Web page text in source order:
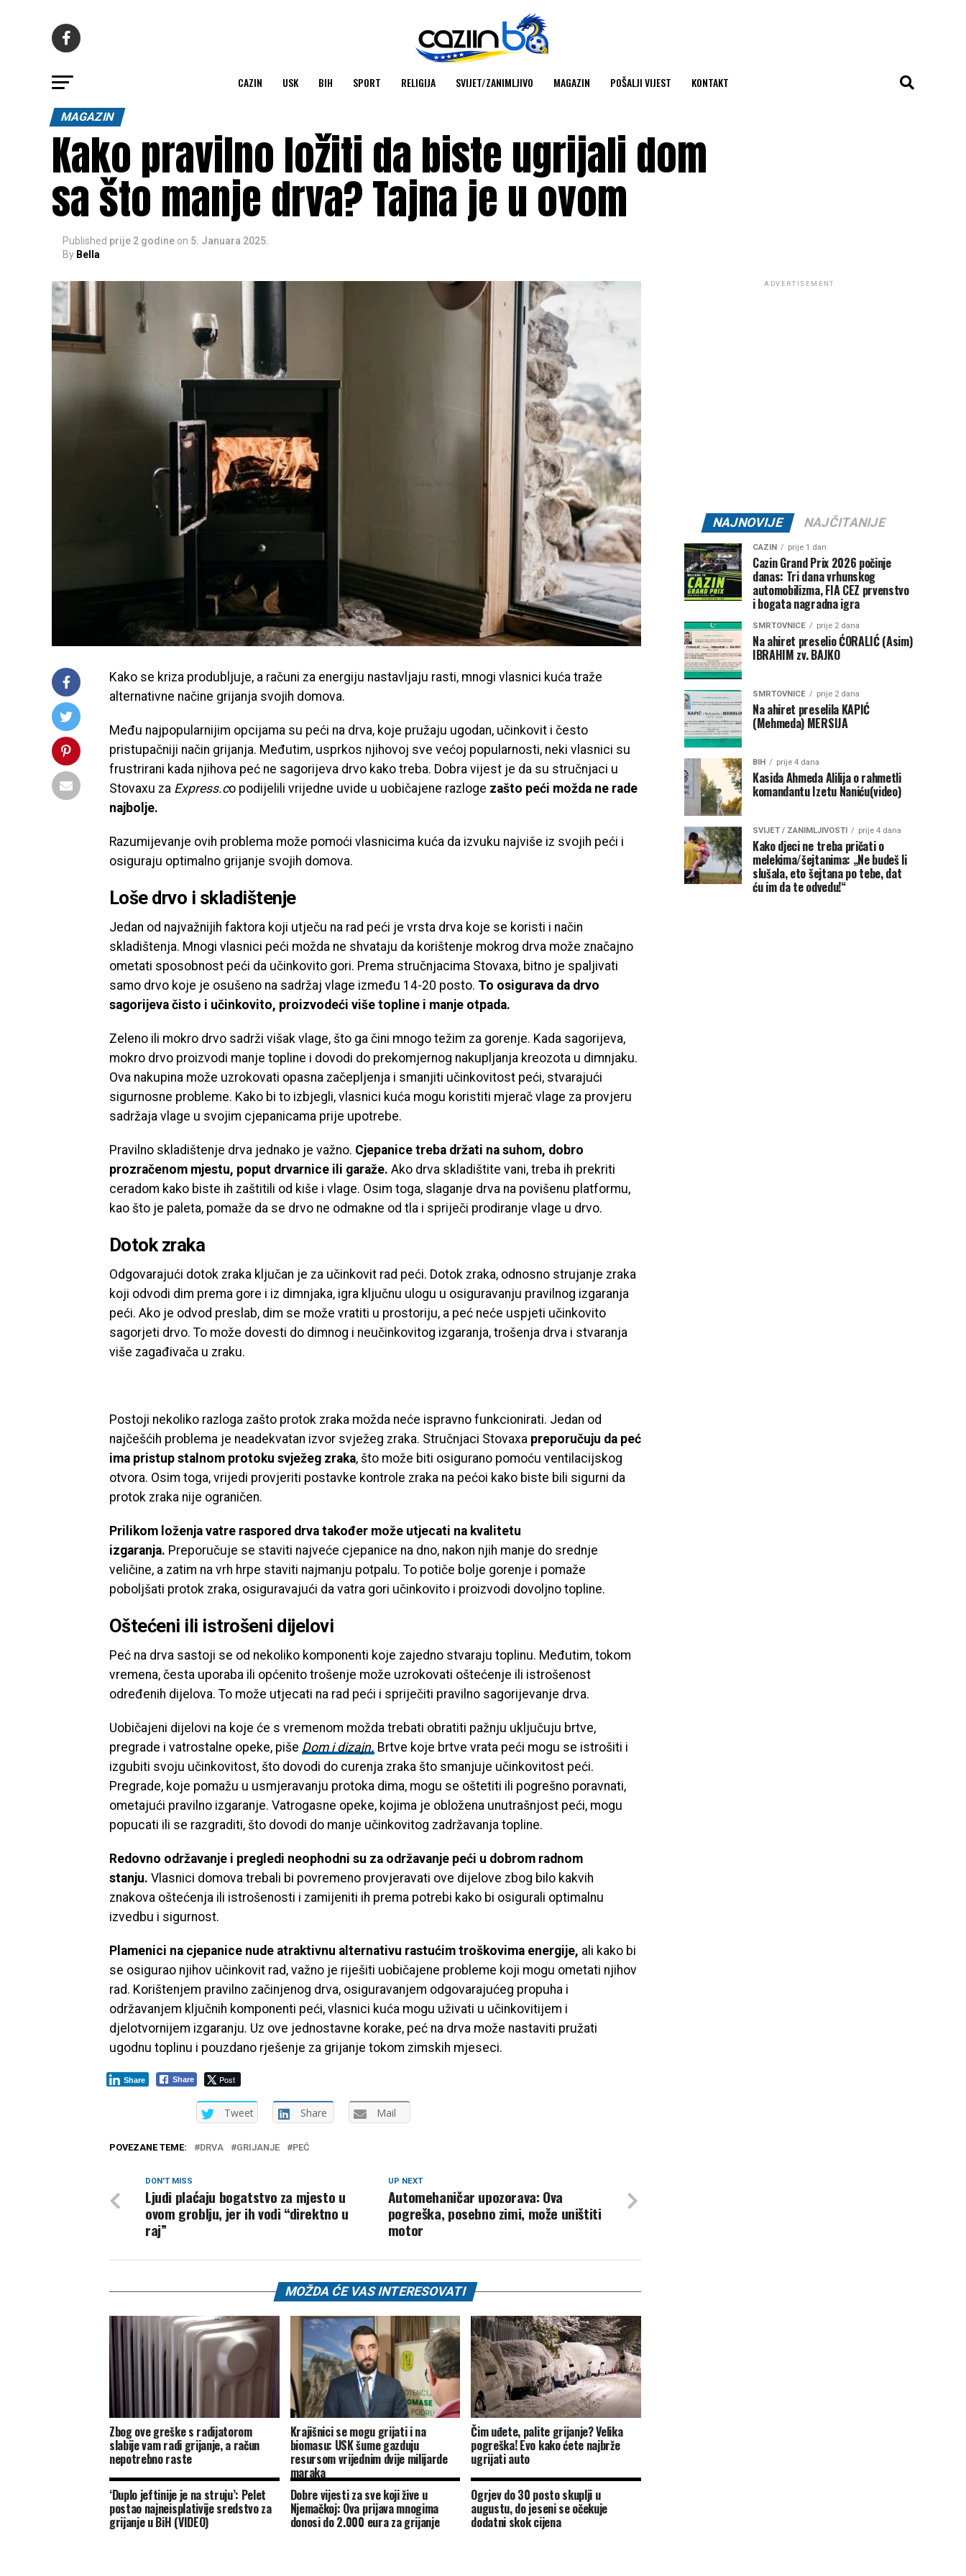
CAZIN USK BIH SPORT RELIGIJA SVIJET/ZANIMLJIVO MAGAZIN POŠALJI VIJEST KONTAKT
MAGAZIN
Kako pravilno ložiti da biste ugrijali dom
sa što manje drva? Tajna je u ovom
Published prije 2 godine on 5. Januara 2025.
By Bella
Kako se kriza produbljuje, a računi za energiju nastavljaju rasti, mnogi vlasnici kuća traže
alternativne načine grijanja svojih domova.
Među najpopularnijim opcijama su peći na drva, koje pružaju ugodan, učinkovit i često
pristupačniji način grijanja. Međutim, usprkos njihovoj sve većoj popularnosti, neki vlasnici su
frustrirani kada njihova peć ne sagorijeva drvo kako treba. Dobra vijest je da su stručnjaci u
Stovaxu za Express.co podijelili vrijedne uvide u uobičajene razloge zašto peći možda ne rade
najbolje.
Razumijevanje ovih problema može pomoći vlasnicima kuća da izvuku najviše iz svojih peći i
osiguraju optimalno grijanje svojih domova.
Loše drvo i skladištenje
Jedan od najvažnijih faktora koji utječu na rad peći je vrsta drva koje se koristi i način
skladištenja. Mnogi vlasnici peći možda ne shvataju da korištenje mokrog drva može značajno
ometati sposobnost peći da učinkovito gori. Prema stručnjacima Stovaxa, bitno je spaljivati ​​
samo drvo koje je osušeno na sadržaj vlage između 14-20 posto. To osigurava da drvo
sagorijeva čisto i učinkovito, proizvodeći više topline i manje otpada.
Zeleno ili mokro drvo sadrži višak vlage, što ga čini mnogo težim za gorenje. Kada sagorijeva,
mokro drvo proizvodi manje topline i dovodi do prekomjernog nakupljanja kreozota u dimnjaku.
Ova nakupina može uzrokovati opasna začepljenja i smanjiti učinkovitost peći, stvarajući
sigurnosne probleme. Kako bi to izbjegli, vlasnici kuća mogu koristiti mjerač vlage za provjeru
sadržaja vlage u svojim cjepanicama prije upotrebe.
Pravilno skladištenje drva jednako je važno. Cjepanice treba držati na suhom, dobro
prozračenom mjestu, poput drvarnice ili garaže. Ako drva skladištite vani, treba ih prekriti
ceradom kako biste ih zaštitili od kiše i vlage. Osim toga, slaganje drva na povišenu platformu,
kao što je paleta, pomaže da se drvo ne odmakne od tla i spriječi prodiranje vlage u drvo.
Dotok zraka
Odgovarajući dotok zraka ključan je za učinkovit rad peći. Dotok zraka, odnosno strujanje zraka
koji odvodi dim prema gore i iz dimnjaka, igra ključnu ulogu u osiguravanju pravilnog izgaranja
peći. Ako je odvod preslab, dim se može vratiti u prostoriju, a peć neće uspjeti učinkovito
sagorjeti drvo. To može dovesti do dimnog i neučinkovitog izgaranja, trošenja drva i stvaranja
više zagađivača u zraku.
Postoji nekoliko razloga zašto protok zraka možda neće ispravno funkcionirati. Jedan od
najčešćih problema je neadekvatan izvor svježeg zraka. Stručnjaci Stovaxa preporučuju da peć
ima pristup stalnom protoku svježeg zraka, što može biti osigurano pomoću ventilacijskog
otvora. Osim toga, vrijedi provjeriti postavke kontrole zraka na pećoi kako biste bili sigurni da
protok zraka nije ograničen.
Prilikom loženja vatre raspored drva također može utjecati na kvalitetu
izgaranja. Preporučuje se staviti najveće cjepanice na dno, nakon njih manje do srednje
veličine, a zatim na vrh hrpe staviti najmanju potpalu. To potiče bolje gorenje i pomaže
poboljšati protok zraka, osiguravajući da vatra gori učinkovito i proizvodi dovoljno topline.
Oštećeni ili istrošeni dijelovi
Peć na drva sastoji se od nekoliko komponenti koje zajedno stvaraju toplinu. Međutim, tokom
vremena, česta uporaba ili općenito trošenje može uzrokovati oštećenje ili istrošenost
određenih dijelova. To može utjecati na rad peći i spriječiti pravilno sagorijevanje drva.
Uobičajeni dijelovi na koje će s vremenom možda trebati obratiti pažnju uključuju brtve,
pregrade i vatrostalne opeke, piše Dom i dizajn. Brtve koje brtve vrata peći mogu se istrošiti i
izgubiti svoju učinkovitost, što dovodi do curenja zraka što smanjuje učinkovitost peći.
Pregrade, koje pomažu u usmjeravanju protoka dima, mogu se oštetiti ili pogrešno poravnati,
ometajući pravilno izgaranje. Vatrogasne opeke, kojima je obložena unutrašnjost peći, mogu
popucati ili se razgraditi, što dovodi do manje učinkovitog zadržavanja topline.
Redovno održavanje i pregledi neophodni su za održavanje peći u dobrom radnom
stanju. Vlasnici domova trebali bi povremeno provjeravati ove dijelove zbog bilo kakvih
znakova oštećenja ili istrošenosti i zamijeniti ih prema potrebi kako bi osigurali optimalnu
izvedbu i sigurnost.
Plamenici na cjepanice nude atraktivnu alternativu rastućim troškovima energije, ali kako bi
se osigurao njihov učinkovit rad, važno je riješiti uobičajene probleme koji mogu ometati njihov
rad. Korištenjem pravilno začinjenog drva, osiguravanjem odgovarajućeg propuha i
održavanjem ključnih komponenti peći, vlasnici kuća mogu uživati ​​u učinkovitijem i
djelotvornijem izgaranju. Uz ove jednostavne korake, peć na drva može nastaviti pružati
ugodnu toplinu i pouzdano rješenje za grijanje tokom zimskih mjeseci.
Share Post
Share
Tweet Share Mail
POVEZANE TEME: DRVA GRIJANJE PEĆ
UP NEXT
Automehaničar upozorava: Ova
pogreška, posebno zimi, može uništiti
motor
DON'T MISS
Ljudi plaćaju bogatstvo za mjesto u
ovom groblju, jer ih vodi “direktno u
raj”
MOŽDA ĆE VAS INTERESOVATI
Zbog ove greške s radijatorom
slabije vam radi grijanje, a račun
nepotrebno raste
Krajišnici se mogu grijati i na
biomasu: USK šume gazduju
resursom vrijednim dvije milijarde
maraka
Čim uđete, palite grijanje? Velika
pogreška! Evo kako ćete najbrže
ugrijati auto
‘Duplo jeftinije je na struju’: Pelet
postao najneisplativije sredstvo za
grijanje u BiH (VIDEO)
Dobre vijesti za sve koji žive u
Njemačkoj: Ova prijava mnogima
donosi do 2.000 eura za grijanje
Ogrjev do 30 posto skuplji u
augustu, do jeseni se očekuje
dodatni skok cijena
ADVERTISEMENT
NAJNOVIJE NAJČITANIJE
CAZIN prije 1 dan
Cazin Grand Prix 2026 počinje
danas: Tri dana vrhunskog
automobilizma, FIA CEZ prvenstvo
i bogata nagradna igra
SMRTOVNICE prije 2 dana
Na ahiret preselio ĆORALIĆ (Asim)
IBRAHIM zv. BAJKO
SMRTOVNICE prije 2 dana
Na ahiret preselila KAPIĆ
(Mehmeda) MERSIJA
BIH prije 4 dana
Kasida Ahmeda Alilija o rahmetli
komandantu Izetu Naniću(video)
SVIJET / ZANIMLJIVOSTI prije 4 dana
Kako djeci ne treba pričati o
melekima/šejtanima: „Ne budeš li
slušala, eto šejtana po tebe, dat
ću im da te odvedu!“